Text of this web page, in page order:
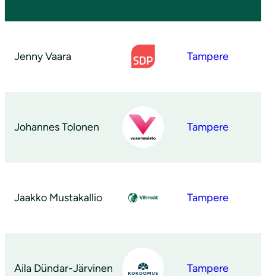
Jenny Vaara Tampere
Johannes Tolonen Tampere
Jaakko Mustakallio Tampere
Aila Dündar-Järvinen Tampere